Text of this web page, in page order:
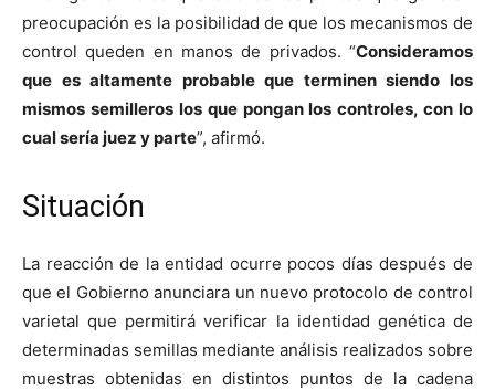
preocupación es la posibilidad de que los mecanismos de
control queden en manos de privados. “Consideramos
que es altamente probable que terminen siendo los
mismos semilleros los que pongan los controles, con lo
cual sería juez y parte”, afirmó.
Situación
La reacción de la entidad ocurre pocos días después de
que el Gobierno anunciara un nuevo protocolo de control
varietal que permitirá verificar la identidad genética de
determinadas semillas mediante análisis realizados sobre
muestras obtenidas en distintos puntos de la cadena